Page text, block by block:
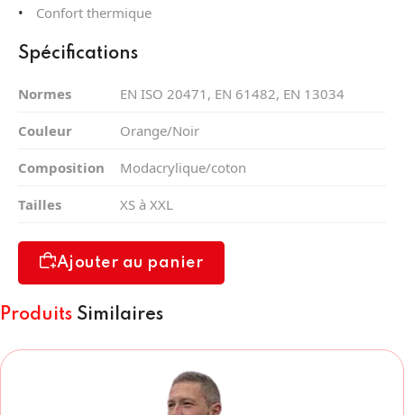
Confort thermique
Spécifications
Normes EN ISO 20471, EN 61482, EN 13034
Couleur Orange/Noir
Composition Modacrylique/coton
Tailles XS à XXL
Ajouter au panier
Produits Similaires